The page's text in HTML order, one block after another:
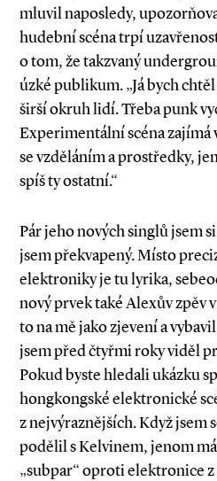
mluvil naposledy,
hudební scéna trpí
o tom, že takzvaný
úzké publikum. „Já bych
širší okruh lidí. Třeba punk
Experimentální scéna zajímá
se vzděláním a prostředky,
spíš ty ostatní.“
Pár jeho nových singlů jsem
jsem překvapený. Místo
elektroniky je tu lyrika,
nový prvek také Alexův zpěv
to na mě jako zjevení a
jsem před čtyřmi roky viděl
Pokud byste hledali ukázku
hongkongské elektronické
z nejvýraznějších. Když jsem
podělil s Kelvinem, jenom
„subpar“ oproti elektronice z